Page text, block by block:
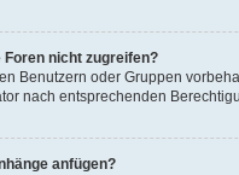
nicht zugreifen?
Benutzern oder Gruppen
nach entsprechenden
anfügen?